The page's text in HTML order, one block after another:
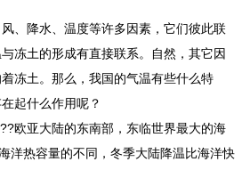
、降水、温度等许多因素，它们彼此联
冻土的形成有直接联系。自然，其它因
冻土。那么，我国的气温有些什么特
起什么作用呢？
欧亚大陆的东南部，东临世界最大的海
洋热容量的不同，冬季大陆降温比海洋快